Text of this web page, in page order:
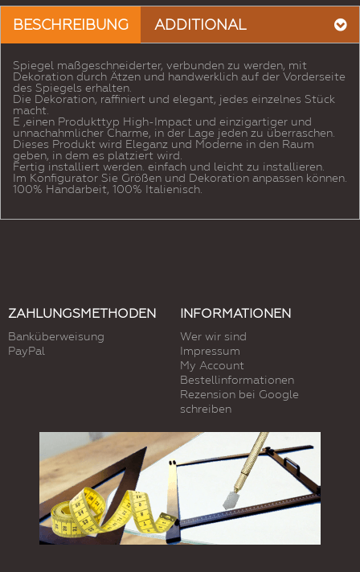
BESCHREIBUNG ADDITIONAL
Spiegel maßgeschneiderter, verbunden zu werden, mit
Dekoration durch Ätzen und handwerklich auf der Vorderseite
des Spiegels erhalten.
Die Dekoration, raffiniert und elegant, jedes einzelnes Stück
macht.
E ‚einen Produkttyp High-Impact und einzigartiger und
unnachahmlicher Charme, in der Lage jeden zu überraschen.
Dieses Produkt wird Eleganz und Moderne in den Raum
geben, in dem es platziert wird.
Fertig installiert werden. einfach und leicht zu installieren.
Im Konfigurator Sie Größen und Dekoration anpassen können.
100% Handarbeit, 100% Italienisch.
ZAHLUNGSMETHODEN
Banküberweisung
PayPal
INFORMATIONEN
Wer wir sind
Impressum
My Account
Bestellinformationen
Rezension bei Google
schreiben